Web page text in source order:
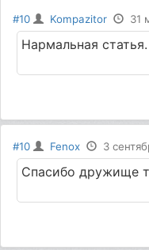
#10 Kompazitor 31
Нармальная статья.
#10 Fenox 3
Спасибо дружище